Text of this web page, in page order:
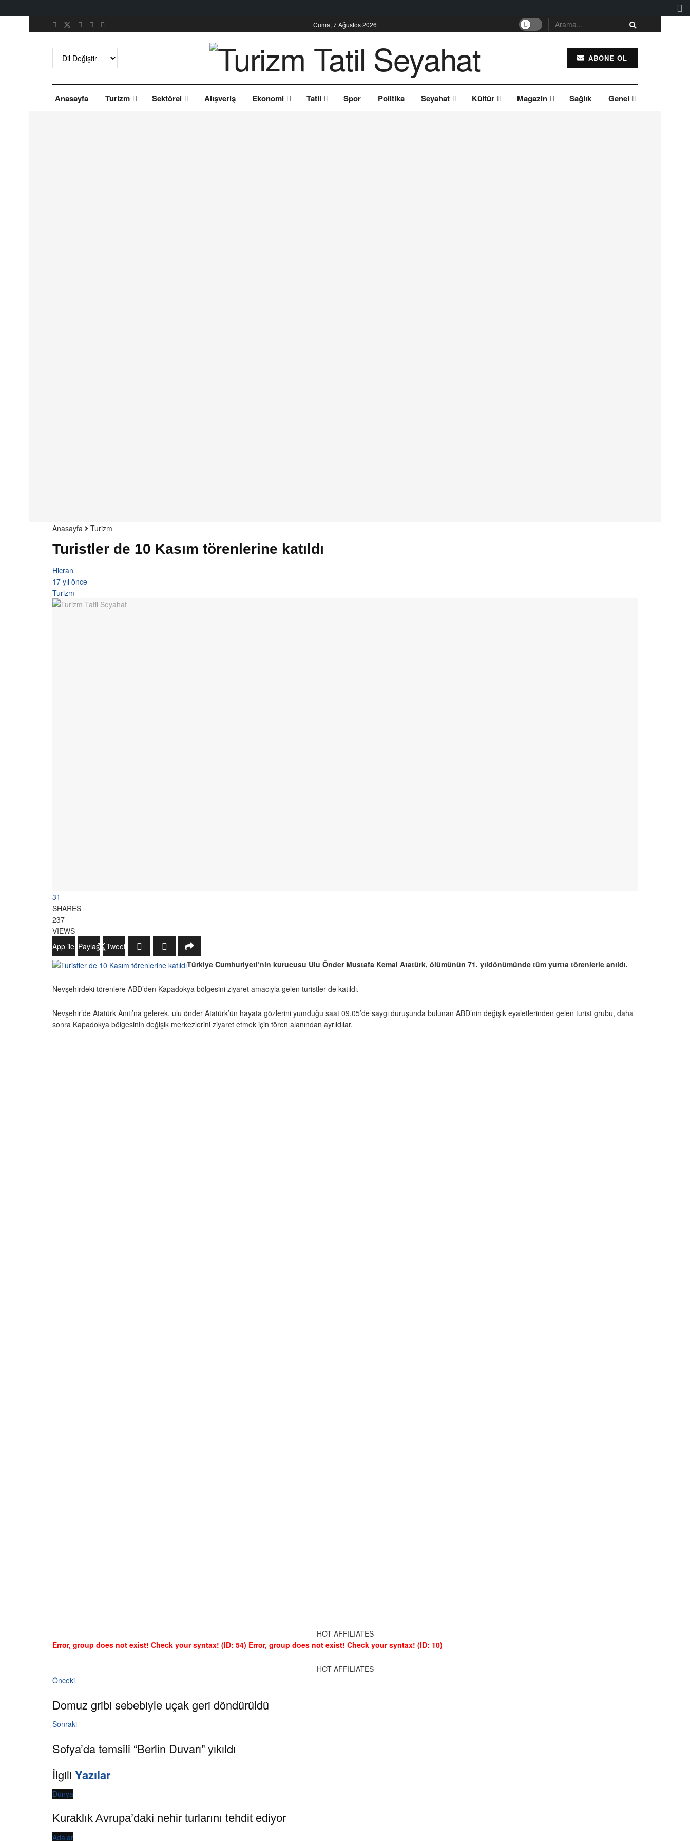
Cuma, 7 Ağustos 2026
ABONE OL
Anasayfa Turizm Sektörel Alışveriş Ekonomi Tatil Spor Politika Seyahat Kültür Magazin Sağlık Genel
Anasayfa Turizm
Turistler de 10 Kasım törenlerine katıldı
Hicran
17 yıl önce
Turizm
31
SHARES
237
VIEWS
WhatsApp ile Gönder
Paylaş
Tweetle
Türkiye Cumhuriyeti’nin kurucusu Ulu Önder Mustafa Kemal Atatürk, ölümünün 71. yıldönümünde tüm yurtta törenlerle anıldı.
Nevşehirdeki törenlere ABD’den Kapadokya bölgesini ziyaret amacıyla gelen turistler de katıldı.
Nevşehir’de Atatürk Anıtı’na gelerek, ulu önder Atatürk’ün hayata gözlerini yumduğu saat 09.05’de saygı duruşunda bulunan ABD’nin değişik eyaletlerinden gelen turist grubu, daha
sonra Kapadokya bölgesinin değişik merkezlerini ziyaret etmek için tören alanından ayrıldılar.
HOT AFFILIATES
Error, group does not exist! Check your syntax! (ID: 54) Error, group does not exist! Check your syntax! (ID: 10)
HOT AFFILIATES
Önceki
Domuz gribi sebebiyle uçak geri döndürüldü
Sonraki
Sofya’da temsili “Berlin Duvarı” yıkıldı
İlgili Yazılar
Dünya
Kuraklık Avrupa’daki nehir turlarını tehdit ediyor
Adalar